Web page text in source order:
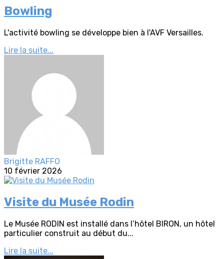
Bowling
L'activité bowling se développe bien à l'AVF Versailles.
Lire la suite...
Brigitte RAFFO
10 février 2026
Visite du Musée Rodin
Le Musée RODIN est installé dans l’hôtel BIRON, un hôtel
particulier construit au début du...
Lire la suite...